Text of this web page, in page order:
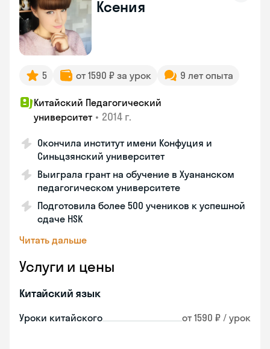
Ксения
5 от 1590 ₽ за урок 9 лет опыта
Китайский Педагогический
университет • 2014 г.
Окончила институт имени Конфуция и
Синьцзянский университет
Выиграла грант на обучение в Хуананском
педагогическом университете
Подготовила более 500 учеников к успешной
сдаче HSK
Читать дальше
Услуги и цены
Китайский язык
Уроки китайского от 1590 ₽ / урок